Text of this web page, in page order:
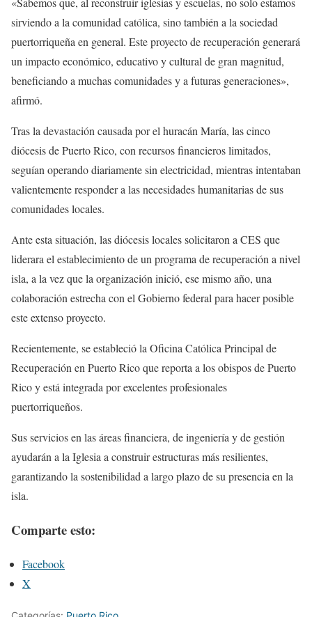
sirviendo a la comunidad católica, sino también a la sociedad
puertorriqueña en general. Este proyecto de recuperación generará
un impacto económico, educativo y cultural de gran magnitud,
beneficiando a muchas comunidades y a futuras generaciones»,
afirmó.
Tras la devastación causada por el huracán María, las cinco
diócesis de Puerto Rico, con recursos financieros limitados,
seguían operando diariamente sin electricidad, mientras intentaban
valientemente responder a las necesidades humanitarias de sus
comunidades locales.
Ante esta situación, las diócesis locales solicitaron a CES que
liderara el establecimiento de un programa de recuperación a nivel
isla, a la vez que la organización inició, ese mismo año, una
colaboración estrecha con el Gobierno federal para hacer posible
este extenso proyecto.
Recientemente, se estableció la Oficina Católica Principal de
Recuperación en Puerto Rico que reporta a los obispos de Puerto
Rico y está integrada por excelentes profesionales
puertorriqueños.
Sus servicios en las áreas financiera, de ingeniería y de gestión
ayudarán a la Iglesia a construir estructuras más resilientes,
garantizando la sostenibilidad a largo plazo de su presencia en la
isla.
Comparte esto:
Facebook
X